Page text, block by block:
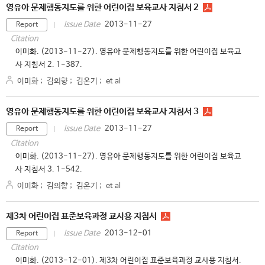
영유아 문제행동지도를 위한 어린이집 보육교사 지침서 2
Report Issue Date 2013-11-27
Citation
이미화. (2013-11-27). 영유아 문제행동지도를 위한 어린이집 보육교
사 지침서 2. 1-387.
이미화 ; 김의향 ; 김온기 ; et al
영유아 문제행동지도를 위한 어린이집 보육교사 지침서 3
Report Issue Date 2013-11-27
Citation
이미화. (2013-11-27). 영유아 문제행동지도를 위한 어린이집 보육교
사 지침서 3. 1-542.
이미화 ; 김의향 ; 김온기 ; et al
제3차 어린이집 표준보육과정 교사용 지침서
Report Issue Date 2013-12-01
Citation
이미화. (2013-12-01). 제3차 어린이집 표준보육과정 교사용 지침서.